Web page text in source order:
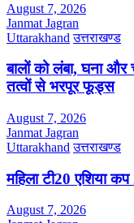
August 7, 2026
Janmat Jagran
Uttarakhand उत्तराखण्ड
बालों को लंबा, घना और
तत्वों से भरपूर फूड्स
August 7, 2026
Janmat Jagran
Uttarakhand उत्तराखण्ड
महिला टी20 एशिया
August 7, 2026